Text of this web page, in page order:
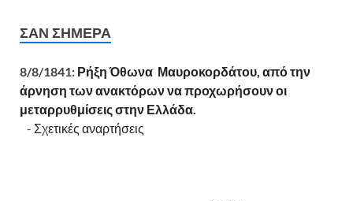
ΣΑΝ ΣΉΜΕΡΑ
8/8/1841: Ρήξη Όθωνα  Μαυροκορδάτου, από την
άρνηση των ανακτόρων να προχωρήσουν οι
μεταρρυθμίσεις στην Ελλάδα.
- Σχετικές αναρτήσεις